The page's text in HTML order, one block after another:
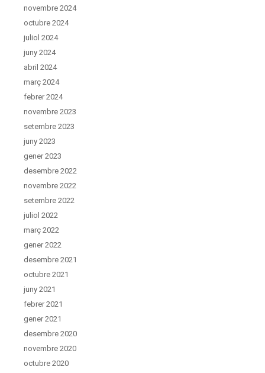
novembre 2024
octubre 2024
juliol 2024
juny 2024
abril 2024
març 2024
febrer 2024
novembre 2023
setembre 2023
juny 2023
gener 2023
desembre 2022
novembre 2022
setembre 2022
juliol 2022
març 2022
gener 2022
desembre 2021
octubre 2021
juny 2021
febrer 2021
gener 2021
desembre 2020
novembre 2020
octubre 2020